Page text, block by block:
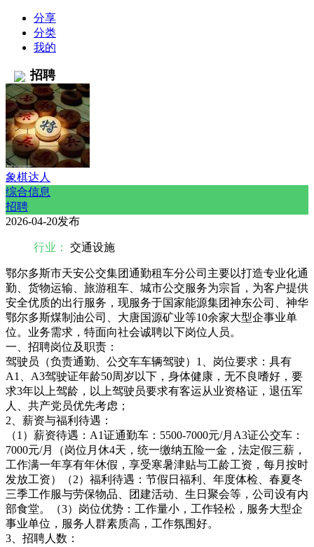
分享
分类
我的
招聘
象棋达人
综合信息
招聘
2026-04-20发布
行业： 交通设施
鄂尔多斯市天安公交集团通勤租车分公司主要以打造专业化通
勤、货物运输、旅游租车、城市公交服务为宗旨，为客户提供
安全优质的出行服务，现服务于国家能源集团神东公司、神华
鄂尔多斯煤制油公司、大唐国源矿业等10余家大型企事业单
位。业务需求，特面向社会诚聘以下岗位人员。
一、招聘岗位及职责：
驾驶员（负责通勤、公交车车辆驾驶）1、岗位要求：具有
A1、A3驾驶证年龄50周岁以下，身体健康，无不良嗜好，要
求3年以上驾龄，以上驾驶员要求有客运从业资格证，退伍军
人、共产党员优先考虑；
2、薪资与福利待遇：
（1）薪资待遇：A1证通勤车：5500-7000元/月A3证公交车：
7000元/月（岗位月休4天，统一缴纳五险一金，法定假三薪，
工作满一年享有年休假，享受寒暑津贴与工龄工资，每月按时
发放工资）（2）福利待遇：节假日福利、年度体检、春夏冬
三季工作服与劳保物品、团建活动、生日聚会等，公司设有内
部食堂。（3）岗位优势：工作量小，工作轻松，服务大型企
事业单位，服务人群素质高，工作氛围好。
3、招聘人数：